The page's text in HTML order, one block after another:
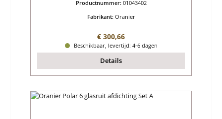
Productnummer: 01043402
Fabrikant: Oranier
Normale prijs:
€ 300,66
Beschikbaar, levertijd: 4-6 dagen
Details